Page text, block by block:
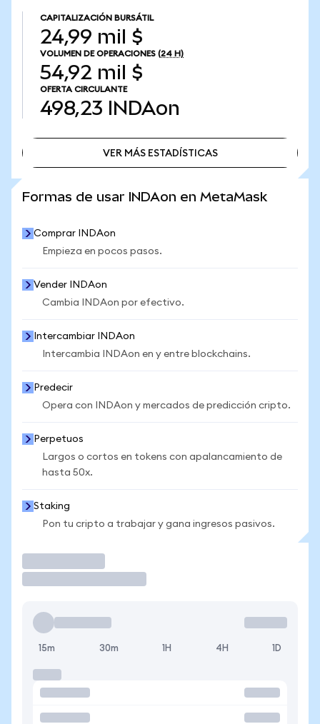
CAPITALIZACIÓN BURSÁTIL
24,99 mil $
VOLUMEN DE OPERACIONES (24 H)
54,92 mil $
OFERTA CIRCULANTE
498,23 INDAon
VER MÁS ESTADÍSTICAS
Formas de usar INDAon en MetaMask
Comprar INDAon
Empieza en pocos pasos.
Vender INDAon
Cambia INDAon por efectivo.
Intercambiar INDAon
Intercambia INDAon en y entre blockchains.
Predecir
Opera con INDAon y mercados de predicción cripto.
Perpetuos
Largos o cortos en tokens con apalancamiento de
hasta 50x.
Staking
Pon tu cripto a trabajar y gana ingresos pasivos.
15m 30m 1H 4H 1D